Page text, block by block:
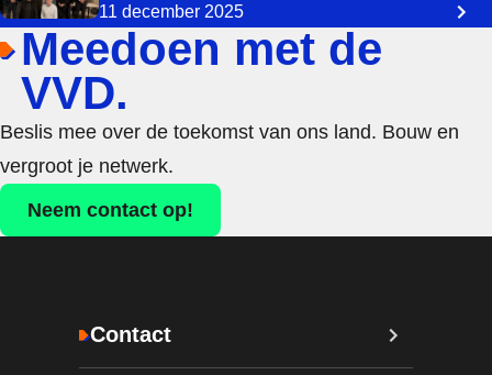
11 december 2025
Meedoen met de
VVD.
Beslis mee over de toekomst van ons land. Bouw en
vergroot je netwerk.
Neem contact op!
Contact